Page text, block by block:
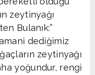
zeytinyağı
Bulanık:”
dediğimiz
zeytinyağı
yoğundur, rengi